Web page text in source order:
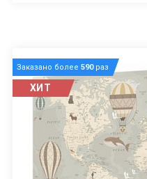
Заказано более 590раз
ХИТ